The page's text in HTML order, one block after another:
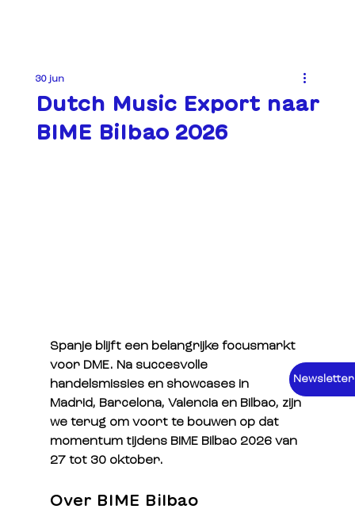
Dutch Music Export naar
BIME Bilbao 2026
30 jun
Spanje blijft een belangrijke focusmarkt
voor DME. Na succesvolle
handelsmissies en showcases in
Madrid, Barcelona, Valencia en Bilbao, zijn
we terug om voort te bouwen op dat
momentum tijdens BIME Bilbao 2026 van
27 tot 30 oktober.
Over BIME Bilbao
Newsletter